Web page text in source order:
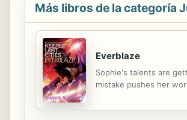
Más libros de la categoría
Everblaze
Sophie's talents are
mistake pushes her